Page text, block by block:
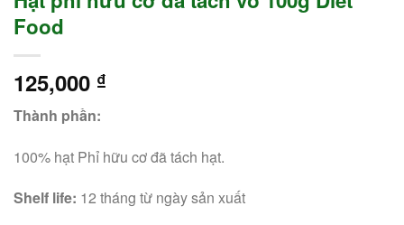
Food
125,000 ₫
Thành phần:
100% hạt Phỉ hữu cơ đã tách hạt.
Shelf life: 12 tháng từ ngày sản xuất